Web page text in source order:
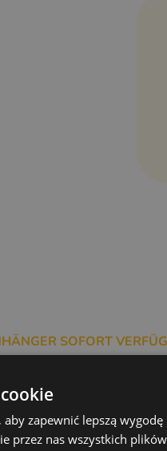
SOFORT
zapewnić lepszą
przez nas wszystkich